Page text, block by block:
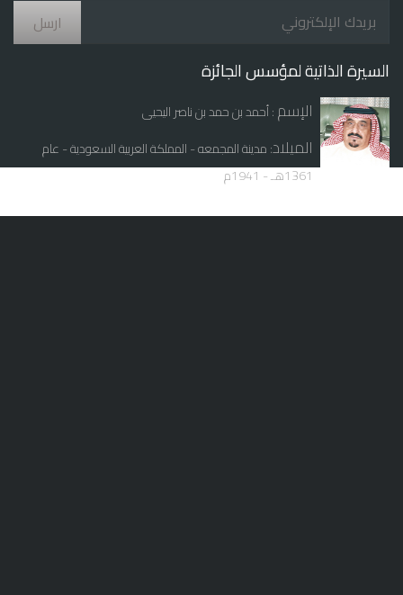
ارسل
السيرة الذاتية لمؤسس الجائزة
الإسم: أحمد بن حمد بن ناصر اليحيى
الميلاد: مدينة المجمعه - المملكة العربية السعودية - عام
1361هـ - 1941م